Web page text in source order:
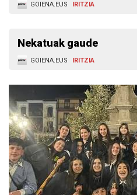
GOIENA.EUS IRITZIA
Nekatuak gaude
GOIENA.EUS IRITZIA